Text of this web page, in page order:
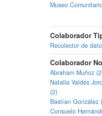
Museo
Colaborador
Recolector de
Colaborador
Abraham Muñoz
Natalia Valdés
(2)
Bastían González
Consuelo